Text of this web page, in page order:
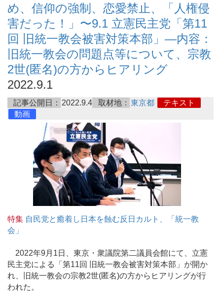
め、信仰の強制、恋愛禁止、「人権侵
害だった！」〜9.1 立憲民主党「第11
回 旧統一教会被害対策本部」―内容：
旧統一教会の問題点等について、宗教
2世(匿名)の方からヒアリング
2022.9.1
記事公開日： 2022.9.4 取材地： 東京都
テキスト
動画
特集 自民党と癒着し日本を蝕む反日カルト、「統一教
会」
2022年9月1日、東京・衆議院第二議員会館にて、立憲
民主党による「第11回 旧統一教会被害対策本部」が開か
れ、旧統一教会の宗教2世(匿名)の方からヒアリングが行
われた。